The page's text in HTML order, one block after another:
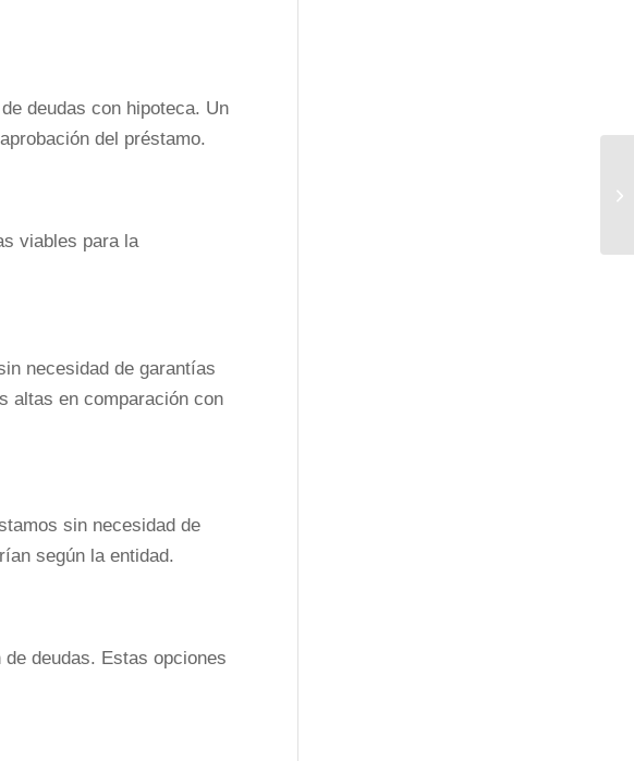
deudas con hipoteca. Un
del préstamo.
viables para la
necesidad de garantías
altas en comparación con
sin necesidad de
según la entidad.
deudas. Estas opciones